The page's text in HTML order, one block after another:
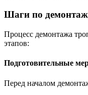
Шаги по
Процесс демонтажа
этапов:
Подготовительные
Перед началом